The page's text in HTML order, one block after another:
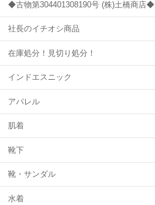
◆古物第304401308190号 (株)土橋商店◆
社長のイチオシ商品
在庫処分！見切り処分！
インドエスニック
アパレル
肌着
靴下
靴・サンダル
水着